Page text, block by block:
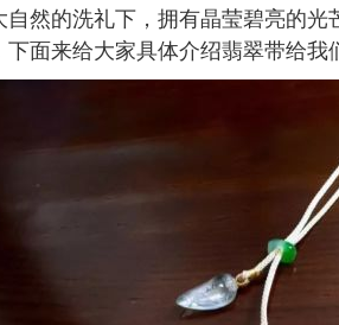
然的洗礼下，拥有晶莹碧亮的
面来给大家具体介绍翡翠带给我